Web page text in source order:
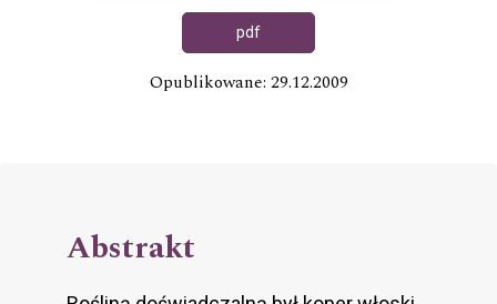
pdf
Opublikowane: 29.12.2009
Abstrakt